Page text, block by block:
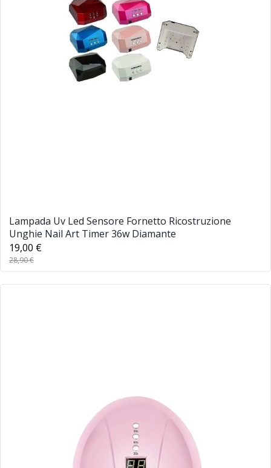
Lampada Uv Led Sensore Fornetto Ricostruzione
Unghie Nail Art Timer 36w Diamante
19,00 €
28,90 €